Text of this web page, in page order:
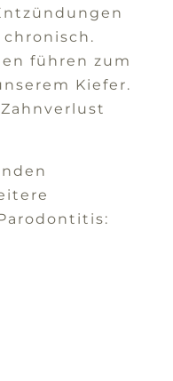
führen zum
Kiefer.